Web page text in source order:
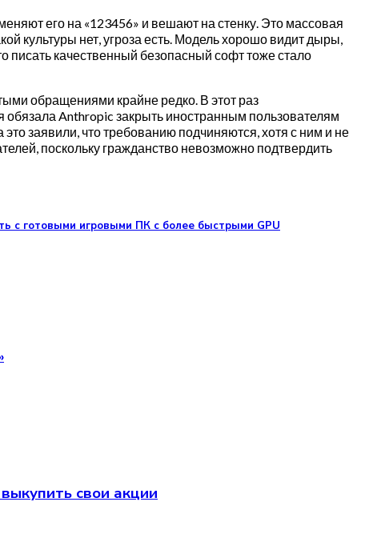
его на «123456» и вешают на стенку. Это массовая
культуры нет, угроза есть. Модель хорошо видит дыры,
писать качественный безопасный софт тоже стало
обращениями крайне редко. В этот раз
Anthropic закрыть иностранным пользователям
заявили, что требованию подчиняются, хотя с ним и не
поскольку гражданство невозможно подтвердить
с готовыми игровыми ПК с более быстрыми GPU
свои акции